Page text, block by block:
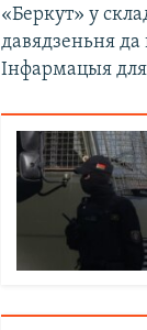
«Беркут» у
давядзеньня
Інфармацыя